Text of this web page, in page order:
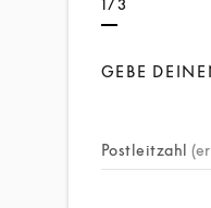
1/3
GEBE
Postleitzahl